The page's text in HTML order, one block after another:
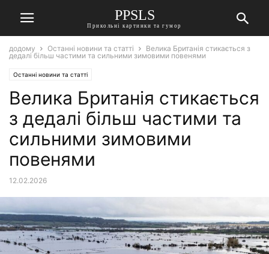
PPSLS
Прикольні картинки та гумор
додому Останні новини та статті
Велика Британія стикається з
дедалі більш частими та сильними зимовими повенями
Останні новини та статті
Велика Британія стикається
з дедалі більш частими та
сильними зимовими
повенями
12.02.2026